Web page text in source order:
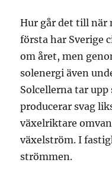
Hur går det till när
första har Sverige
om året, men
solenergi även
Solcellerna tar upp
producerar svag
växelriktare
växelström. I
strömmen.